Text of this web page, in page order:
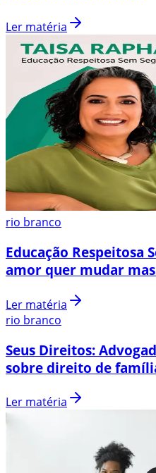
Ler matéria
rio branco
Educação Respeitosa
amor quer mudar
Ler matéria
rio branco
Seus Direitos:
sobre direito de
Ler matéria